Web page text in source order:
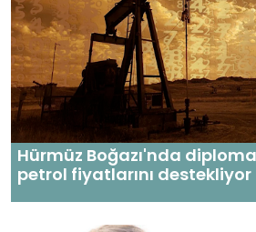
Hürmüz Boğazı'nda
petrol fiyatlarını destekliyor